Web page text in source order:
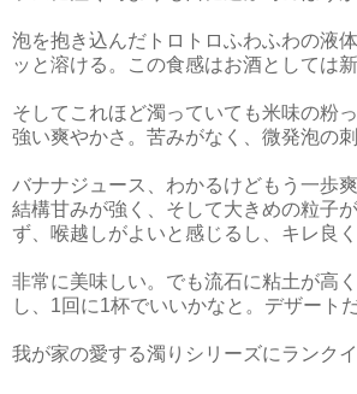
泡を抱き込んだトロトロふわふわの液
ッと溶ける。この食感はお酒としては新
そしてこれほど濁っていても米味の粉
強い爽やかさ。苦みがなく、微発泡の
バナナジュース、わかるけどもう一歩
結構甘みが強く、そして大きめの粒子
ず、喉越しがよいと感じるし、キレ良
非常に美味しい。でも流石に粘土が高
し、1回に1杯でいいかなと。デザートだ
我が家の愛する濁りシリーズにランク